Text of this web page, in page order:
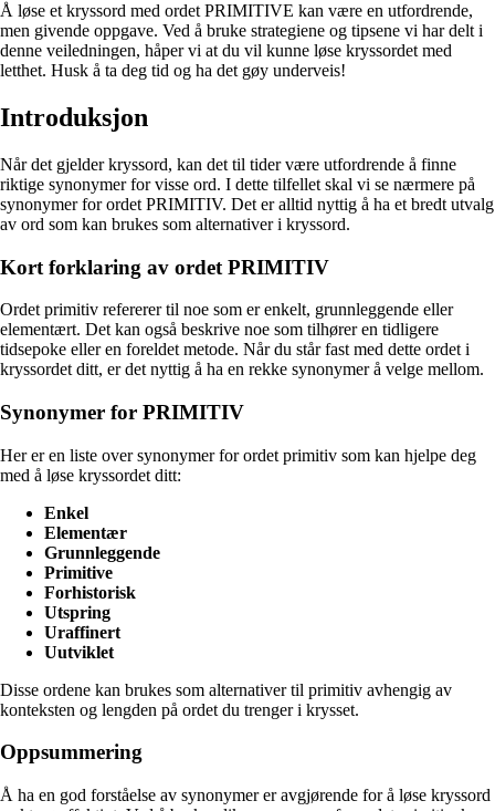
Å løse et kryssord med ordet PRIMITIVE kan være en utfordrende,
men givende oppgave. Ved å bruke strategiene og tipsene vi har delt i
denne veiledningen, håper vi at du vil kunne løse kryssordet med
letthet. Husk å ta deg tid og ha det gøy underveis!
Introduksjon
Når det gjelder kryssord, kan det til tider være utfordrende å finne
riktige synonymer for visse ord. I dette tilfellet skal vi se nærmere på
synonymer for ordet PRIMITIV. Det er alltid nyttig å ha et bredt utvalg
av ord som kan brukes som alternativer i kryssord.
Kort forklaring av ordet PRIMITIV
Ordet primitiv refererer til noe som er enkelt, grunnleggende eller
elementært. Det kan også beskrive noe som tilhører en tidligere
tidsepoke eller en foreldet metode. Når du står fast med dette ordet i
kryssordet ditt, er det nyttig å ha en rekke synonymer å velge mellom.
Synonymer for PRIMITIV
Her er en liste over synonymer for ordet primitiv som kan hjelpe deg
med å løse kryssordet ditt:
Enkel
Elementær
Grunnleggende
Primitive
Forhistorisk
Utspring
Uraffinert
Uutviklet
Disse ordene kan brukes som alternativer til primitiv avhengig av
konteksten og lengden på ordet du trenger i krysset.
Oppsummering
Å ha en god forståelse av synonymer er avgjørende for å løse kryssord